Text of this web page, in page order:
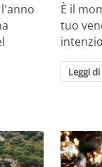
È il
tuo
Leggi